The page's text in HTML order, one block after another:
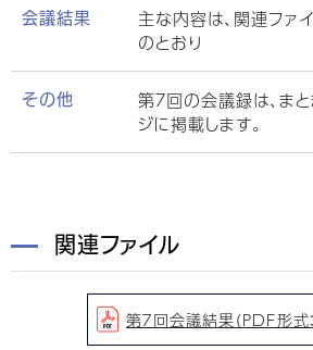
会議結果
主な内容は、関連ファ
のとおり
その他
第７回の会議録は、ま
ジに掲載します。
関連ファイル
第７回会議結果（PDF形式